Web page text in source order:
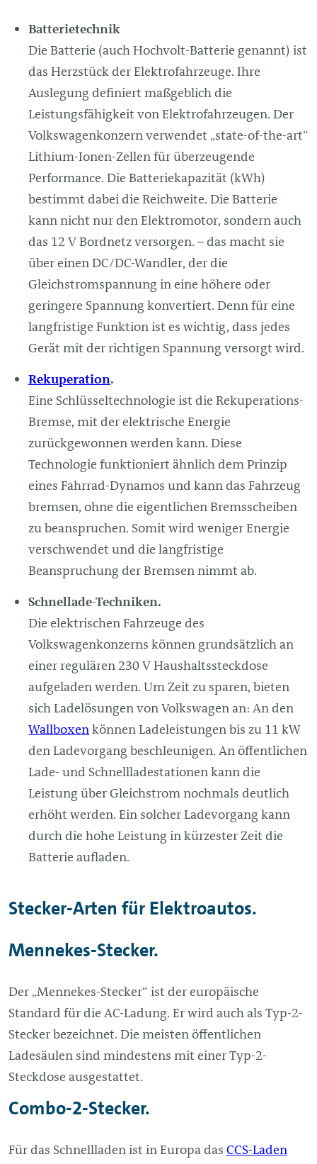
Batterietechnik
Die Batterie (auch Hochvolt-Batterie genannt) ist
das Herzstück der Elektrofahrzeuge. Ihre
Auslegung definiert maßgeblich die
Leistungsfähigkeit von Elektrofahrzeugen. Der
Volkswagenkonzern verwendet „state-of-the-art“
Lithium-Ionen-Zellen für überzeugende
Performance. Die Batteriekapazität (kWh)
bestimmt dabei die Reichweite. Die Batterie
kann nicht nur den Elektromotor, sondern auch
das 12 V Bordnetz versorgen. – das macht sie
über einen DC/DC-Wandler, der die
Gleichstromspannung in eine höhere oder
geringere Spannung konvertiert. Denn für eine
langfristige Funktion ist es wichtig, dass jedes
Gerät mit der richtigen Spannung versorgt wird.
Rekuperation.
Eine Schlüsseltechnologie ist die Rekuperations-
Bremse, mit der elektrische Energie
zurückgewonnen werden kann. Diese
Technologie funktioniert ähnlich dem Prinzip
eines Fahrrad-Dynamos und kann das Fahrzeug
bremsen, ohne die eigentlichen Bremsscheiben
zu beanspruchen. Somit wird weniger Energie
verschwendet und die langfristige
Beanspruchung der Bremsen nimmt ab.
Schnellade-Techniken.
Die elektrischen Fahrzeuge des
Volkswagenkonzerns können grundsätzlich an
einer regulären 230 V Haushaltssteckdose
aufgeladen werden. Um Zeit zu sparen, bieten
sich Ladelösungen von Volkswagen an: An den
Wallboxenkönnen Ladeleistungen bis zu 11 kW
den Ladevorgang beschleunigen. An öffentlichen
Lade- und Schnellladestationen kann die
Leistung über Gleichstrom nochmals deutlich
erhöht werden. Ein solcher Ladevorgang kann
durch die hohe Leistung in kürzester Zeit die
Batterie aufladen.
Stecker-Arten für Elektroautos.
Mennekes-Stecker.
Der „Mennekes-Stecker“ ist der europäische
Standard für die AC-Ladung. Er wird auch als Typ-2-
Stecker bezeichnet. Die meisten öffentlichen
Ladesäulen sind mindestens mit einer Typ-2-
Steckdose ausgestattet.
Combo-2-Stecker.
Für das Schnellladen ist in Europa das CCS-Laden